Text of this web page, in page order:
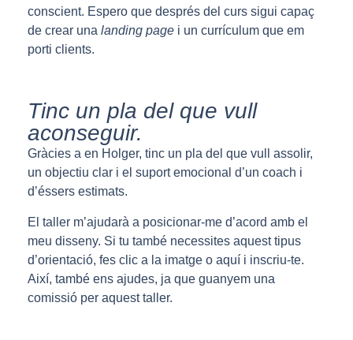
conscient. Espero que després del curs sigui capaç
de crear una landing page i un currículum que em
porti clients.
Tinc un pla del que vull
aconseguir.
Gràcies a en Holger, tinc un pla del que vull assolir,
un objectiu clar i el suport emocional d’un coach i
d’éssers estimats.
El taller m’ajudarà a posicionar-me d’acord amb el
meu disseny. Si tu també necessites aquest tipus
d’orientació, fes clic a la imatge o aquí i inscriu-te.
Així, també ens ajudes, ja que guanyem una
comissió per aquest taller.